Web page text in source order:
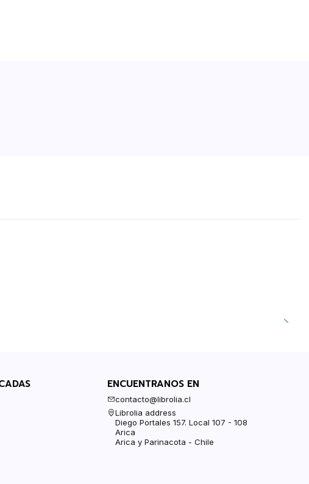
ENCUENTRANOS EN
contacto@librolia.cl
Librolia address
Diego Portales 157. Local 107 - 108
Arica
Arica y Parinacota - Chile